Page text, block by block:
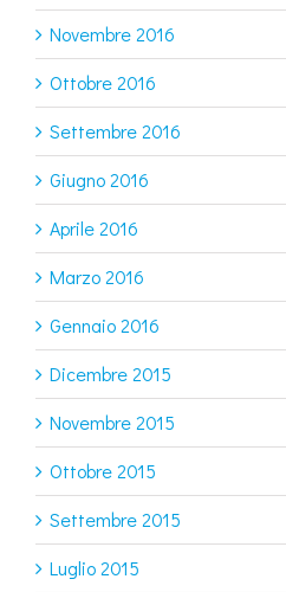
Novembre 2016
Ottobre 2016
Settembre 2016
Giugno 2016
Aprile 2016
Marzo 2016
Gennaio 2016
Dicembre 2015
Novembre 2015
Ottobre 2015
Settembre 2015
Luglio 2015